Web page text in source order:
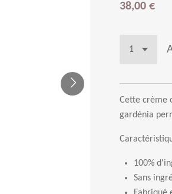
38,00 €
Cette crème
gardénia
100%
Sans ingr